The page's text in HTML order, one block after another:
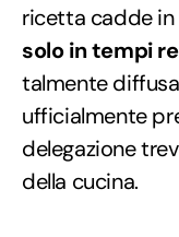
ricetta cadde in
solo in tempi
talmente
ufficialmente
delegazione
della cucina.